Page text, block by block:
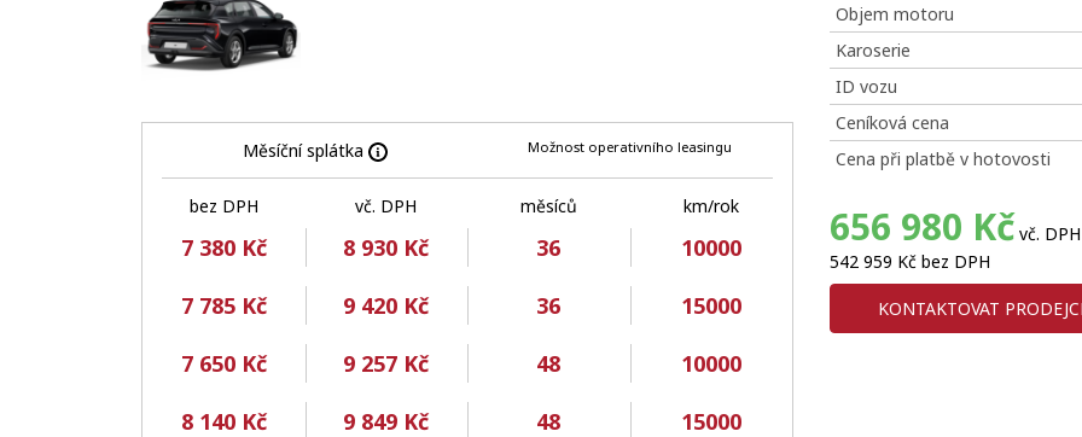
Měsíční splátka Možnost operativního leasingu
bez DPH vč. DPH měsíců km/rok
7 380 Kč 8 930 Kč 36
10000
7 785 Kč
9 420 Kč 36
15000
7 650 Kč
9 257 Kč 48
10000
8 140 Kč
9 849 Kč 48 15000
Objem motoru
Karoserie
ID vozu
Ceníková cena
Cena při platbě v hotovosti
656 980 Kč vč. DPH
542 959 Kč bez DPH
KONTAKTOVAT